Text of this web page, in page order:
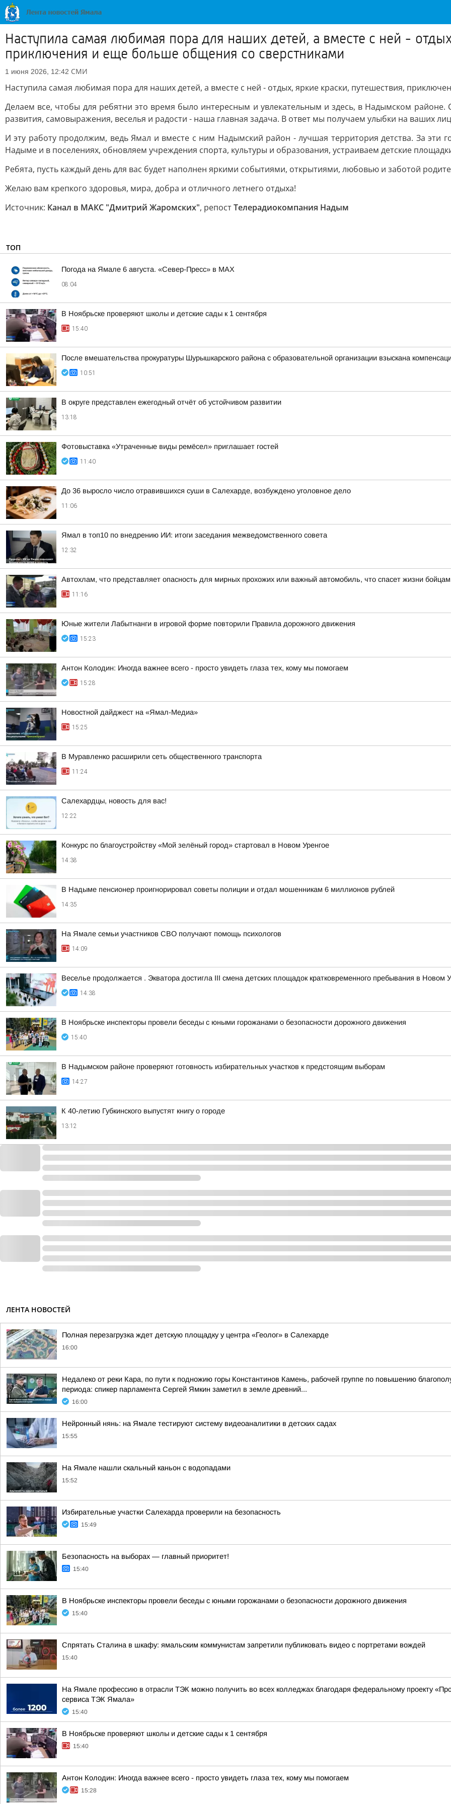
Наступила самая любимая пора для наших детей, а вместе с ней -
приключения и еще больше общения со сверстниками
1 июня 2026, 12:42 СМИ
Наступила самая любимая пора для наших детей, а вместе с ней - отдых, яркие краски, путешествия,
Делаем все, чтобы для ребятни это время было интересным и увлекательным и здесь, в Надымском районе.
развития, самовыражения, веселья и радости - наша главная задача. В ответ мы получаем улыбки на ваших
И эту работу продолжим, ведь Ямал и вместе с ним Надымский район - лучшая территория детства. За эти
Надыме и в поселениях, обновляем учреждения спорта, культуры и образования, устраиваем детские
Ребята, пусть каждый день для вас будет наполнен яркими событиями, открытиями, любовью и заботой
Желаю вам крепкого здоровья, мира, добра и отличного летнего отдыха!
Источник: Канал в МАКС "Дмитрий Жаромских", репостТелерадиокомпания Надым
ТОП
Погода на Ямале 6 августа. «Север-Пресс» в MAX
08:04
В Ноябрьске проверяют школы и детские сады к 1 сентября
15:40
После вмешательства прокуратуры Шурышкарского района с образовательной организации взыскана
10:51
В округе представлен ежегодный отчёт об устойчивом развитии
13:18
Фотовыставка «Утраченные виды ремёсел» приглашает гостей
11:40
До 36 выросло число отравившихся суши в Салехарде, возбуждено уголовное дело
11:06
Ямал в топ10 по внедрению ИИ: итоги заседания межведомственного совета
12:32
Автохлам, что представляет опасность для мирных прохожих или важный автомобиль, что спасет жизни
11:16
Юные жители Лабытнанги в игровой форме повторили Правила дорожного движения
15:23
Антон Колодин: Иногда важнее всего - просто увидеть глаза тех, кому мы помогаем
15:28
Новостной дайджест на «Ямал-Медиа»
15:25
В Муравленко расширили сеть общественного транспорта
11:24
Салехардцы, новость для вас!
12:22
Конкурс по благоустройству «Мой зелёный город» стартовал в Новом Уренгое
14:38
В Надыме пенсионер проигнорировал советы полиции и отдал мошенникам 6 миллионов рублей
14:35
На Ямале семьи участников СВО получают помощь психологов
14:09
Веселье продолжается . Экватора достигла III смена детских площадок кратковременного пребывания в Новом
14:38
В Ноябрьске инспекторы провели беседы с юными горожанами о безопасности дорожного движения
15:40
В Надымском районе проверяют готовность избирательных участков к предстоящим выборам
14:27
К 40-летию Губкинского выпустят книгу о городе
13:12
ЛЕНТА НОВОСТЕЙ
Полная перезагрузка ждет детскую площадку у центра «Геолог» в Салехарде
16:00
Недалеко от реки Кара, по пути к подножию горы Константинов Камень, рабочей группе по повышению
периода: спикер парламента Сергей Ямкин заметил в земле древний...
16:00
Нейронный нянь: на Ямале тестируют систему видеоаналитики в детских садах
15:55
На Ямале нашли скальный каньон с водопадами
15:52
Избирательные участки Салехарда проверили на безопасность
15:49
Безопасность на выборах — главный приоритет!
15:40
В Ноябрьске инспекторы провели беседы с юными горожанами о безопасности дорожного движения
15:40
Спрятать Сталина в шкафу: ямальским коммунистам запретили публиковать видео с портретами вождей
15:40
На Ямале профессию в отрасли ТЭК можно получить во всех колледжах благодаря федеральному проекту
сервиса ТЭК Ямала»
15:40
В Ноябрьске проверяют школы и детские сады к 1 сентября
15:40
Антон Колодин: Иногда важнее всего - просто увидеть глаза тех, кому мы помогаем
15:28